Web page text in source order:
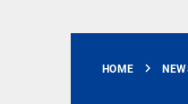
HOME chevron_right